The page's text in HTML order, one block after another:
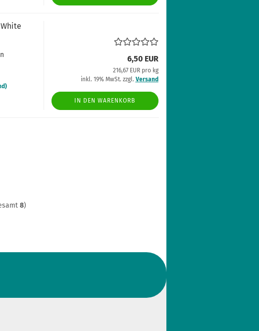
6,50 EUR
216,67 EUR pro kg
inkl. 19% MwSt. zzgl. Versand
IN DEN WARENKORB
8)